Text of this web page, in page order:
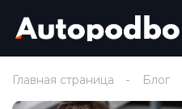
Главная страница Блог